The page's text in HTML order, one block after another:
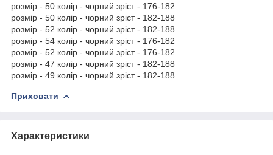
розмір - 50 колір - чорний зріст - 176-182
розмір - 50 колір - чорний зріст - 182-188
розмір - 52 колір - чорний зріст - 182-188
розмір - 54 колір - чорний зріст - 176-182
розмір - 52 колір - чорний зріст - 176-182
розмір - 47 колір - чорний зріст - 182-188
розмір - 49 колір - чорний зріст - 182-188
Приховати
Характеристики